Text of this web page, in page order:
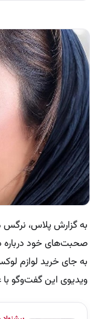
به گزارش پلاس، نرگس
صحبت‌های خود درباره
به جای خرید لوازم
ویدیوی این گفت‌وگو